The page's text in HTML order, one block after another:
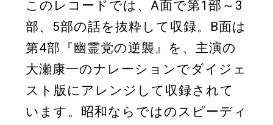
このレコードでは、A面で第1部～3
部、5部の話を抜粋して収録。B面は
第4部『幽霊党の逆襲』を、主演の
大瀬康一のナレーションでダイジェ
スト版にアレンジして収録されて
います。昭和ならではのスピーディ